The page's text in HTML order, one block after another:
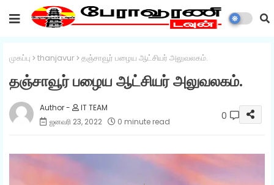
முகப்பு thanjavur தஞ்சாவூர் பழைய ஆட்சியர் அலுவலகம்.
தஞ்சாவூர் பழைய ஆட்சியர் அலுவலகம்.
IT TEAM
ஜனவரி 23, 2022
0 minute read 0